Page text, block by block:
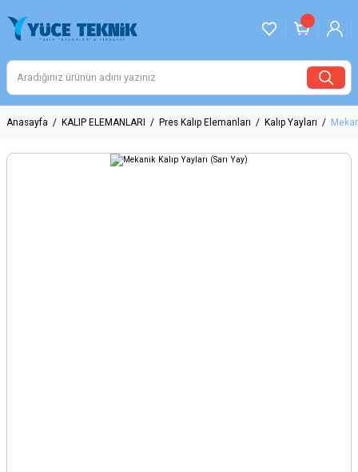
Anasayfa KALIP ELEMANLARI Pres Kalıp Elemanları Kalıp Yayları